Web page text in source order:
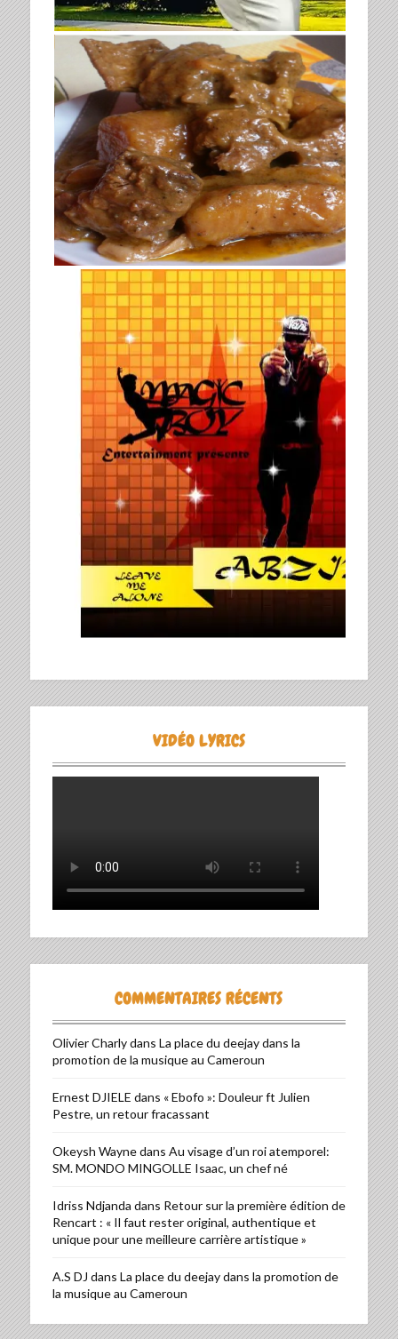
VIDÉO LYRICS
COMMENTAIRES RÉCENTS
Olivier Charlydans La place du deejay dans la
promotion de la musique au Cameroun
Ernest DJIELE dans « Ebofo »: Douleur ft Julien
Pestre, un retour fracassant
Okeysh Waynedans Au visage d’un roi atemporel:
SM. MONDO MINGOLLE Isaac, un chef né
Idriss Ndjanda dans Retour sur la première édition de
Rencart : « Il faut rester original, authentique et
unique pour une meilleure carrière artistique »
A.S DJ dans La place du deejay dans la promotion de
la musique au Cameroun